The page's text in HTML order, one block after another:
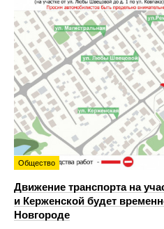
Общество
Движение транспорта на
и Керженской будет
Новгороде